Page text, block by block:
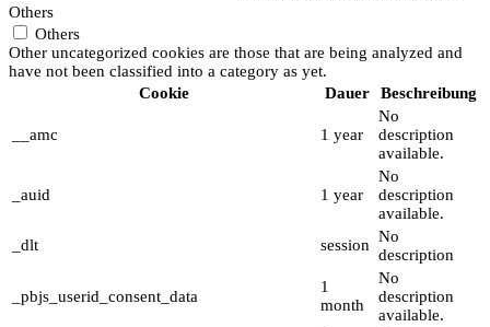
Others
Others
Other uncategorized cookies are those that are being analyzed and
have not been classified into a category as yet.
Cookie
Dauer Beschreibung
__amc 1 year
No
description
available.
_auid 1 year
No
description
available.
_dlt
session No
description
_pbjs_userid_consent_data
1
month
No
description
available.